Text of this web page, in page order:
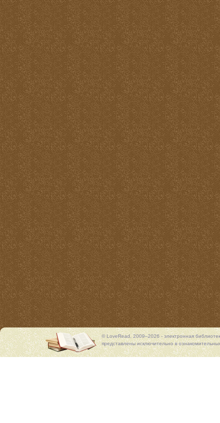
© LoveRead, 2009–2026 - электронная
представлены исключительно в